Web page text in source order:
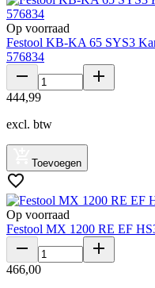
Op voorraad
Festool KB-KA 65 SYS3
576834
444,99
excl. btw
Toevoegen
Op voorraad
Festool MX 1200 RE EF
466,00